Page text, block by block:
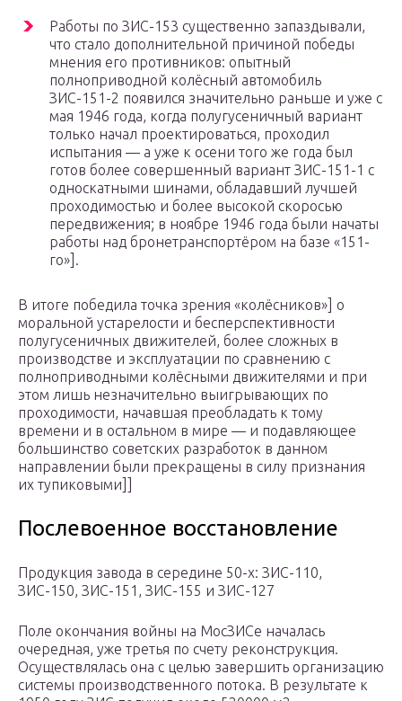
Работы по ЗИС-153 существенно запаздывали,
что стало дополнительной причиной победы
мнения его противников: опытный
полноприводной колёсный автомобиль
ЗИС-151-2 появился значительно раньше и уже с
мая 1946 года, когда полугусеничный вариант
только начал проектироваться, проходил
испытания — а уже к осени того же года был
готов более совершенный вариант ЗИС-151-1 с
односкатными шинами, обладавший лучшей
проходимостью и более высокой скоросью
передвижения; в ноябре 1946 года были начаты
работы над бронетранспортёром на базе «151-
го»].
В итоге победила точка зрения «колёсников»] о
моральной устарелости и бесперспективности
полугусеничных движителей, более сложных в
производстве и эксплуатации по сравнению с
полноприводными колёсными движителями и при
этом лишь незначительно выигрывающих по
проходимости, начавшая преобладать к тому
времени и в остальном в мире — и подавляющее
большинство советских разработок в данном
направлении были прекращены в силу признания
их тупиковыми]]
Послевоенное восстановление
Продукция завода в середине 50-х: ЗИС-110,
ЗИС-150, ЗИС-151, ЗИС-155 и ЗИС-127
Поле окончания войны на МосЗИСе началась
очередная, уже третья по счету реконструкция.
Осуществлялась она с целью завершить организацию
системы производственного потока. В результате к